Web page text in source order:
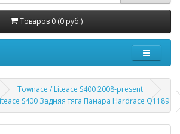
Товаров 0 (0 руб.)
Townace / Liteace S400 2008-present
S400 Задняя тяга Панара Hardrace Q1189